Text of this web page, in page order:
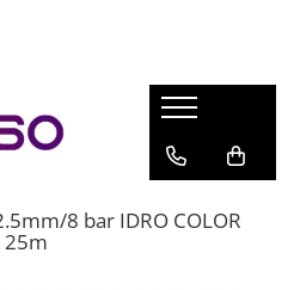
8 bar IDRO COLOR
25m